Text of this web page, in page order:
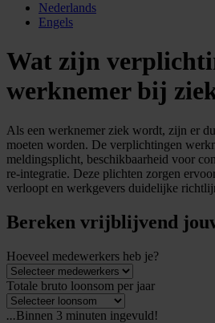
Nederlands
Engels
Wat zijn
werknemer bij
Als een werknemer ziek wordt, zijn er
moeten worden. De verplichtingen
meldingsplicht, beschikbaarheid voor
re-integratie. Deze plichten zorgen
verloopt en werkgevers duidelijke
Bereken vrijblijvend
Hoeveel medewerkers heb je?
Totale bruto loonsom per jaar
...Binnen 3 minuten ingevuld!